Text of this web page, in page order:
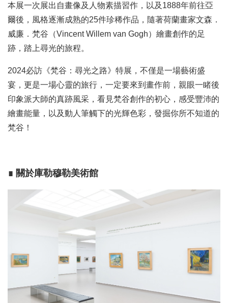
本展一次展出自畫像及人物素描習作，以及1888年前往亞
爾後，風格逐漸成熟的25件珍稀作品，隨著荷蘭畫家文森．
威廉．梵谷（Vincent Willem van Gogh）繪畫創作的足
跡，踏上尋光的旅程。
2024必訪《梵谷：尋光之路》特展，不僅是一場藝術盛
宴，更是一場心靈的旅行，一定要來到畫作前，親眼一睹後
印象派大師的真跡風采，看見梵谷創作的初心，感受豐沛的
繪畫能量，以及動人筆觸下的光輝色彩，發掘你所不知道的
梵谷！
∎ 關於庫勒穆勒美術館